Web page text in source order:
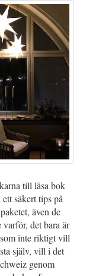
till läsa bok
säkert tips på
även de
varför, det bara är
inte riktigt vill
själv, vill i det
genom